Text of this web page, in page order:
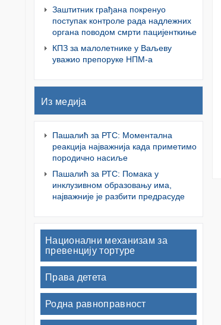
Заштитник грађана покренуо
поступак контроле рада надлежних
органа поводом смрти пацијенткиње
КПЗ за малолетнике у Ваљеву
уважио препоруке НПМ-а
Из медија
Пашалић за РТС: Моментална
реакција најважнија када приметимо
породично насиље
Пашалић за РТС: Помака у
инклузивном образовању има,
најважније је разбити предрасуде
Национални механизам за
превенцију тортуре
Права детета
Родна равноправност